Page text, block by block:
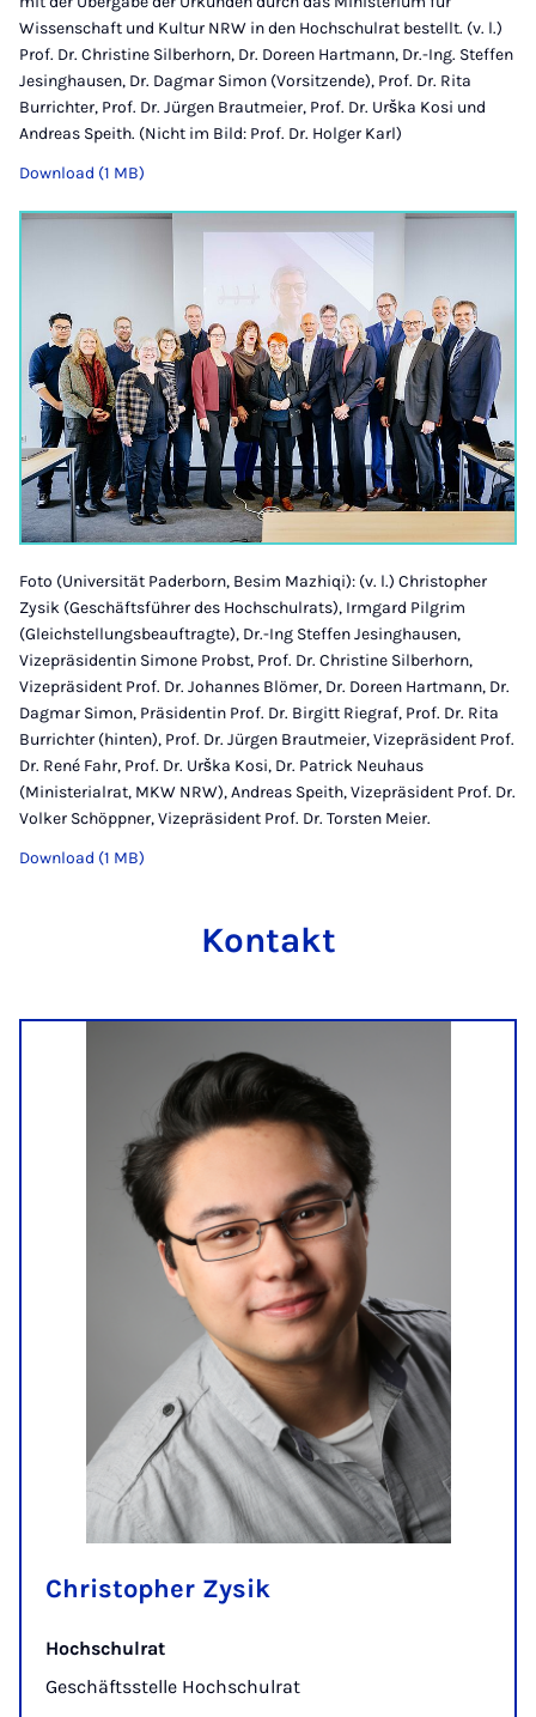
Wissenschaft und Kultur NRW in den Hochschulrat bestellt. (v. l.)
Prof. Dr. Christine Silberhorn, Dr. Doreen Hartmann, Dr.-Ing. Steffen
Jesinghausen, Dr. Dagmar Simon (Vorsitzende), Prof. Dr. Rita
Burrichter, Prof. Dr. Jürgen Brautmeier, Prof. Dr. Urška Kosi und
Andreas Speith. (Nicht im Bild: Prof. Dr. Holger Karl)
Download (1 MB)
Foto (Universität Paderborn, Besim Mazhiqi): (v. l.) Christopher
Zysik (Geschäftsführer des Hochschulrats), Irmgard Pilgrim
(Gleichstellungsbeauftragte), Dr.-Ing Steffen Jesinghausen,
Vizepräsidentin Simone Probst, Prof. Dr. Christine Silberhorn,
Vizepräsident Prof. Dr. Johannes Blömer, Dr. Doreen Hartmann, Dr.
Dagmar Simon, Präsidentin Prof. Dr. Birgitt Riegraf, Prof. Dr. Rita
Burrichter (hinten), Prof. Dr. Jürgen Brautmeier, Vizepräsident Prof.
Dr. René Fahr, Prof. Dr. Urška Kosi, Dr. Patrick Neuhaus
(Ministerialrat, MKW NRW), Andreas Speith, Vizepräsident Prof. Dr.
Volker Schöppner, Vizepräsident Prof. Dr. Torsten Meier.
Download (1 MB)
Kontakt
Christopher Zysik
Hochschulrat
Geschäftsstelle Hochschulrat